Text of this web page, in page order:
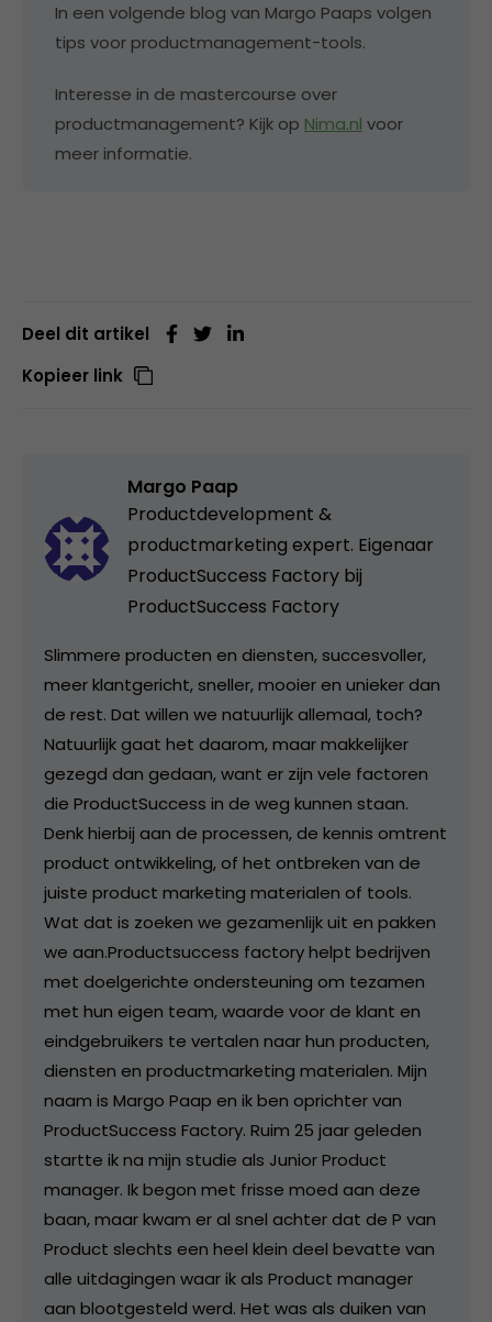
In een volgende blog van Margo Paaps volgen
tips voor productmanagement-tools.
Interesse in de mastercourse over
productmanagement? Kijk op Nima.nl voor
meer informatie.
Deel dit artikel
Kopieer link
Margo Paap
Productdevelopment &
productmarketing expert. Eigenaar
ProductSuccess Factory bij
ProductSuccess Factory
Slimmere producten en diensten, succesvoller,
meer klantgericht, sneller, mooier en unieker dan
de rest. Dat willen we natuurlijk allemaal, toch? ​
Natuurlijk gaat het daarom, maar makkelijker
gezegd dan gedaan, want er zijn vele factoren
die ProductSuccess in de weg kunnen staan.
Denk hierbij aan de processen, de kennis omtrent
product ontwikkeling, of het ontbreken van de
juiste product marketing materialen of tools.
Wat dat is zoeken we gezamenlijk uit en pakken
we aan. ​​ Productsuccess factory helpt bedrijven
met doelgerichte ondersteuning om tezamen
met hun eigen team, waarde voor de klant en
eindgebruikers te vertalen naar hun producten,
diensten en productmarketing materialen. Mijn
naam is Margo Paap en ik ben oprichter van
ProductSuccess Factory. Ruim 25 jaar geleden
startte ik na mijn studie als Junior Product
manager. Ik begon met frisse moed aan deze
baan, maar kwam er al snel achter dat de P van
Product slechts een heel klein deel bevatte van
alle uitdagingen waar ik als Product manager
aan blootgesteld werd. Het was als duiken van